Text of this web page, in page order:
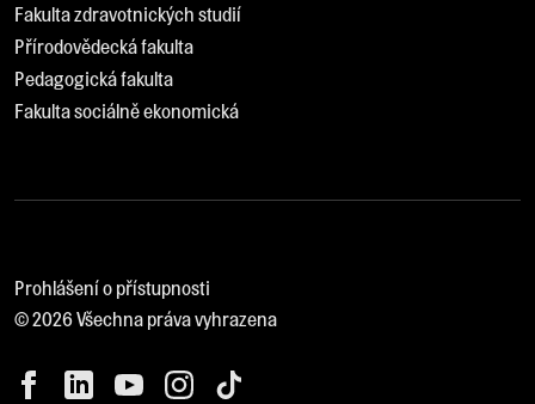
Fakulta zdravotnických studií
Přírodovědecká fakulta
Pedagogická fakulta
Fakulta sociálně ekonomická
Prohlášení o přístupnosti
© 2026 Všechna práva vyhrazena